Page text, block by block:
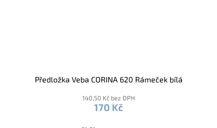
Předložka Veba CORINA 620 Rámeček bílá
140,50 Kč bez DPH
170 Kč